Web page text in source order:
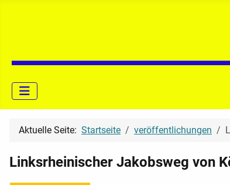
Aktuelle Seite: Startseite veröffentlichungen
Linksrheinischer Jakobsweg von